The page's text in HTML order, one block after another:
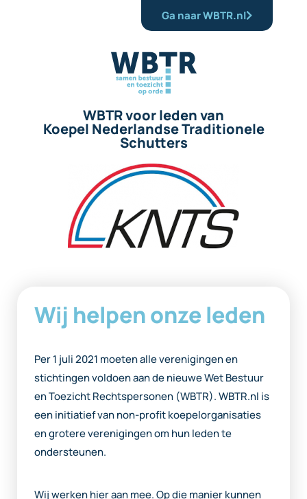
Ga naar WBTR.nl
WBTR voor leden van
Koepel Nederlandse Traditionele
Schutters
Wij helpen onze leden
Per 1 juli 2021 moeten alle verenigingen en
stichtingen voldoen aan de nieuwe Wet Bestuur
en Toezicht Rechtspersonen (WBTR). WBTR.nl is
een initiatief van non-profit koepelorganisaties
en grotere verenigingen om hun leden te
ondersteunen.
Wij werken hier aan mee. Op die manier kunnen